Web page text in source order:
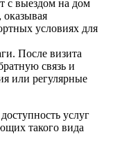
с выездом на дом
условиях для
После визита
связь и
или регулярные
услуг
такого вида